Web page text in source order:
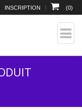
INSCRIPTION | (0)